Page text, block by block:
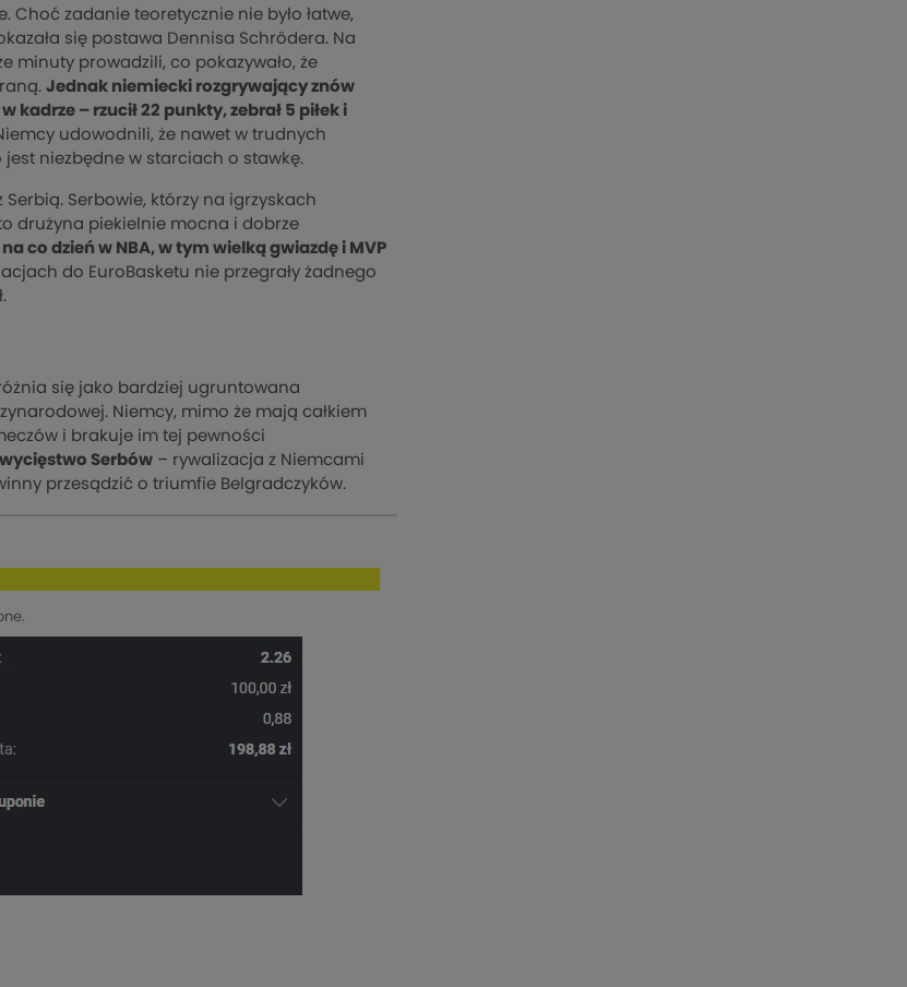
zadanie teoretycznie nie było łatwe,
się postawa Dennisa Schrödera. Na
minuty prowadzili, co pokazywało, że
Jednak niemiecki rozgrywający znów
– rzucił 22 punkty, zebrał 5 piłek i
udowodnili, że nawet w trudnych
niezbędne w starciach o stawkę.
Serbowie, którzy na igrzyskach
drużyna piekielnie mocna i dobrze
co dzień w NBA, w tym wielką gwiazdę i MVP
do EuroBasketu nie przegrały żadnego
się jako bardziej ugruntowana
Niemcy, mimo że mają całkiem
i brakuje im tej pewności
Serbów – rywalizacja z Niemcami
przesądzić o triumfie Belgradczyków.